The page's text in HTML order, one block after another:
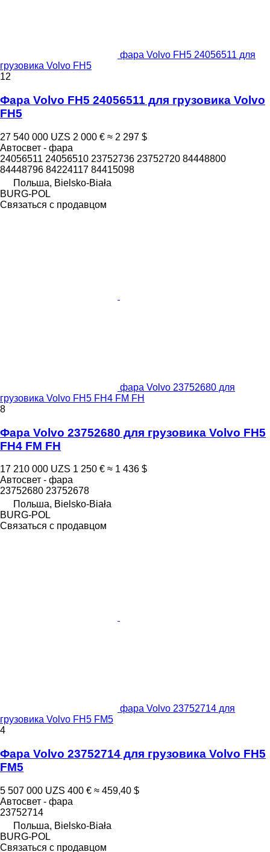
фара Volvo FH5 24056511 для
грузовика Volvo FH5
12
Фара Volvo FH5 24056511 для грузовика Volvo
FH5
27 540 000 UZS 2 000 € ≈ 2 297 $
Автосвет - фара
24056511 24056510 23752736 23752720 84448800
84448796 84224117 84415098
Польша, Bielsko-Biała
BURG-POL
Связаться с продавцом
фара Volvo 23752680 для
грузовика Volvo FH5 FH4 FM FH
8
Фара Volvo 23752680 для грузовика Volvo FH5
FH4 FM FH
17 210 000 UZS 1 250 € ≈ 1 436 $
Автосвет - фара
23752680 23752678
Польша, Bielsko-Biała
BURG-POL
Связаться с продавцом
фара Volvo 23752714 для
грузовика Volvo FH5 FM5
4
Фара Volvo 23752714 для грузовика Volvo FH5
FM5
5 507 000 UZS 400 € ≈ 459,40 $
Автосвет - фара
23752714
Польша, Bielsko-Biała
BURG-POL
Связаться с продавцом